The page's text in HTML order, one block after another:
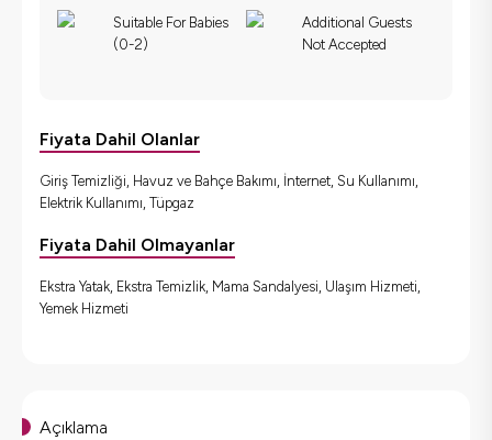
Suitable For Babies
(0-2)
Additional Guests
Not Accepted
Fiyata Dahil Olanlar
Giriş Temizliği, Havuz ve Bahçe Bakımı, İnternet, Su Kullanımı,
Elektrik Kullanımı, Tüpgaz
Fiyata Dahil Olmayanlar
Ekstra Yatak, Ekstra Temizlik, Mama Sandalyesi, Ulaşım Hizmeti,
Yemek Hizmeti
Açıklama